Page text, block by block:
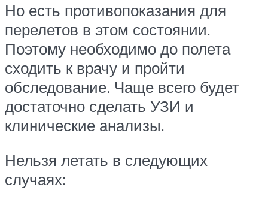
Но есть противопоказания для
перелетов в этом состоянии.
Поэтому необходимо до полета
сходить к врачу и пройти
обследование. Чаще всего будет
достаточно сделать УЗИ и
клинические анализы.
Нельзя летать в следующих
случаях: